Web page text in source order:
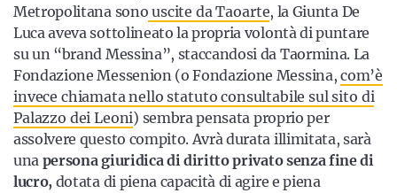
Metropolitana sono uscite da Taoarte, la Giunta De
Luca aveva sottolineato la propria volontà di puntare
su un “brand Messina”, staccandosi da Taormina. La
Fondazione Messenion (o Fondazione Messina, com’è
invece chiamata nello statuto consultabile sul sito di
Palazzo dei Leoni) sembra pensata proprio per
assolvere questo compito. Avrà durata illimitata, sarà
una persona giuridica di diritto privato senza fine di
lucro, dotata di piena capacità di agire e piena